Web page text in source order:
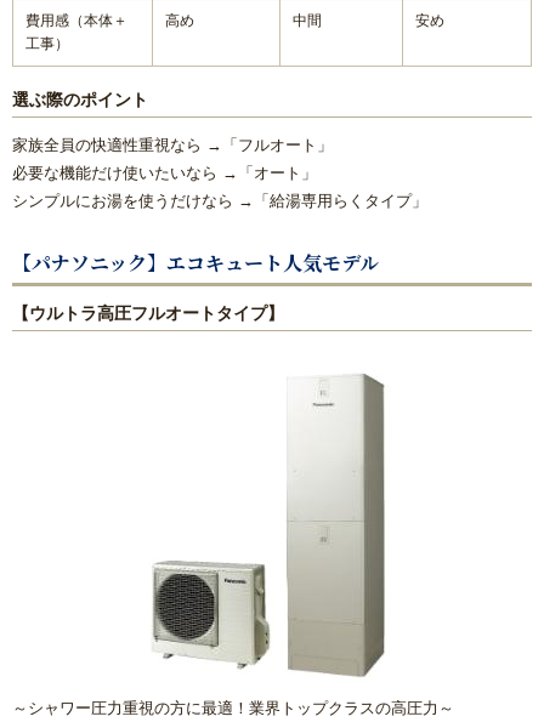
費用感（本体＋
工事）
高め 中間 安め
選ぶ際のポイント
家族全員の快適性重視なら →「フルオート」
必要な機能だけ使いたいなら →「オート」
シンプルにお湯を使うだけなら →「給湯専用らくタイプ」
【パナソニック】エコキュート人気モデル
【ウルトラ高圧フルオートタイプ】
～シャワー圧力重視の方に最適！業界トップクラスの高圧力～